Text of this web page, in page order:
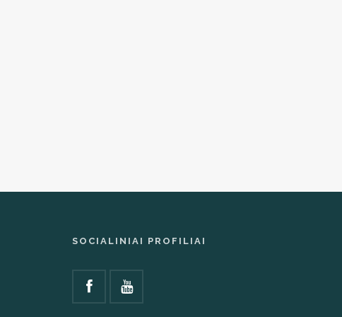
SOCIALINIAI PROFILIAI